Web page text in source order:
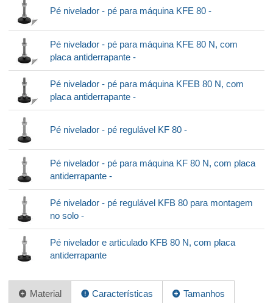
Pé nivelador - pé para máquina KFE 80 -
Pé nivelador - pé para máquina KFE 80 N, com
placa antiderrapante -
Pé nivelador - pé para máquina KFEB 80 N, com
placa antiderrapante -
Pé nivelador - pé regulável KF 80 -
Pé nivelador - pé para máquina KF 80 N, com placa
antiderrapante -
Pé nivelador - pé regulável KFB 80 para montagem
no solo -
Pé nivelador e articulado KFB 80 N, com placa
antiderrapante
Material Características Tamanhos